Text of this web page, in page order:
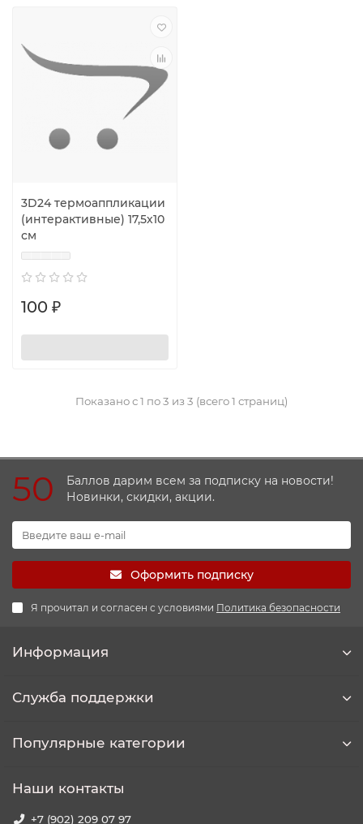
3D24 термоаппликации
(интерактивные) 17,5х10
см
100 ₽
Показано с 1 по 3 из 3 (всего 1 страниц)
50
Баллов дарим всем за подписку на новости!
Новинки, скидки, акции.
Оформить подписку
Я прочитал и согласен с условиями Политика безопасности
Информация
Служба поддержки
Популярные категории
Наши контакты
+7 (902) 209 07 97